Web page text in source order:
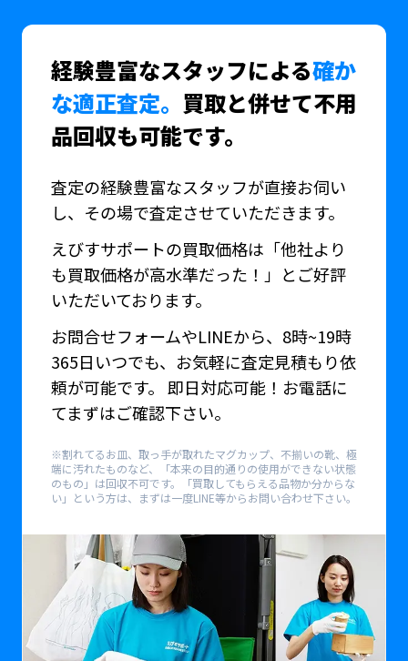
経験豊富なスタッフによる確か
な適正査定。 買取と併せて不用
品回収も可能です。
査定の経験豊富なスタッフが直接お伺い
し、その場で査定させていただきます。
えびすサポートの買取価格は「他社より
も買取価格が高水準だった！」とご好評
いただいております。
お問合せフォームやLINEから、8時~19時
365日いつでも、お気軽に査定見積もり依
頼が可能です。 即日対応可能！お電話に
てまずはご確認下さい。
※割れてるお皿、取っ手が取れたマグカップ、不揃いの靴、極
端に汚れたものなど、「本来の目的通りの使用ができない状態
のもの」は回収不可です。「買取してもらえる品物か分からな
い」という方は、まずは一度LINE等からお問い合わせ下さい。